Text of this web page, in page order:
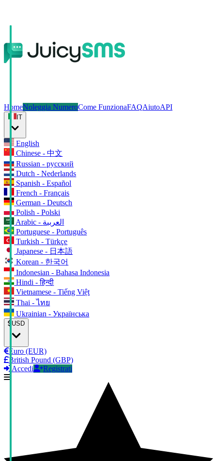
HomeNoleggia NumeroCome FunzionaFAQAiutoAPI
IT
English
Chinese - 中文
Russian - русский
Dutch - Nederlands
Spanish - Español
French - Français
German - Deutsch
Polish - Polski
Arabic - العربية
Portuguese - Português
Turkish - Türkçe
Japanese - 日本語
Korean - 한국어
Indonesian - Bahasa Indonesia
Hindi - हिन्दी
Vietnamese - Tiếng Việt
Thai - ไทย
Ukrainian - Українська
USD
Euro (EUR)
British Pound (GBP)
Accedi
Registrati